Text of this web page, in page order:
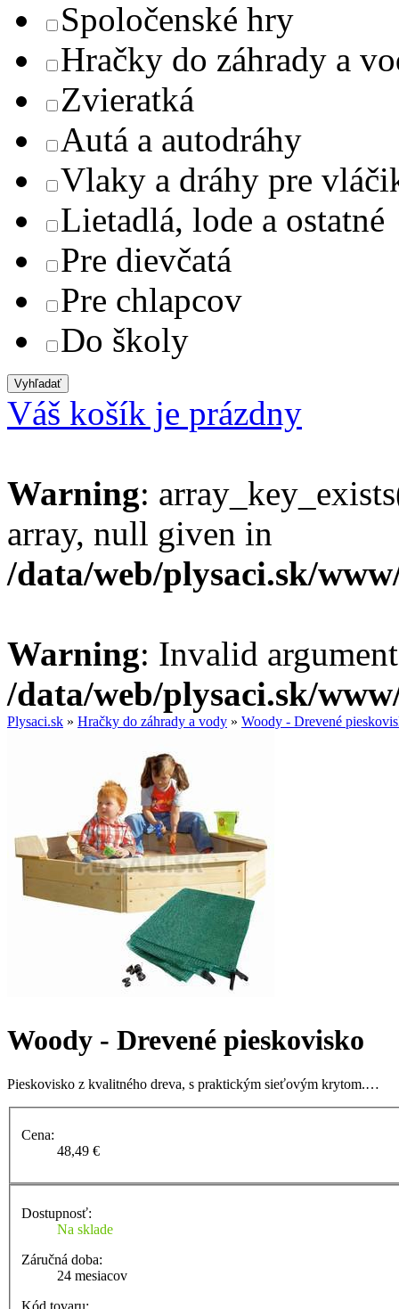
Spoločenské hry
Hračky do záhrady a
Zvieratká
Autá a autodráhy
Vlaky a dráhy pre
Lietadlá, lode a ostatné
Pre dievčatá
Pre chlapcov
Do školy
Váš košík je prázdny
Warning:
array, null given in
/data/web/plysaci.sk/
Warning: Invalid
/data/web/plysaci.sk/
Plysaci.sk » Hračky do záhrady a vody » Woody - Drevené
Woody - Drevené pieskovisko
Pieskovisko z kvalitného dreva, s praktickým sieťovým krytom.…
Cena:
48,49 €
Dostupnosť:
Na sklade
Záručná doba:
24 mesiacov
Kód tovaru: